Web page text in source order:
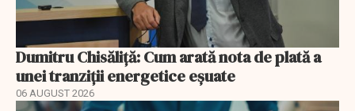
Dumitru Chisăliță: Cum arată nota de plată a
unei tranziții energetice eșuate
06 AUGUST 2026